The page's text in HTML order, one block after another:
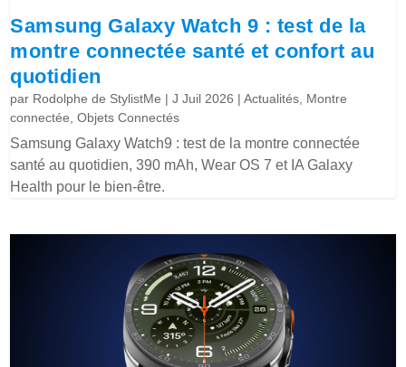
Samsung Galaxy Watch 9 : test de la
montre connectée santé et confort au
quotidien
par Rodolphe de StylistMe |J Juil 2026 |Actualités, Montre
connectée,Objets Connectés
Samsung Galaxy Watch9 : test de la montre connectée
santé au quotidien, 390 mAh, Wear OS 7 et IA Galaxy
Health pour le bien-être.